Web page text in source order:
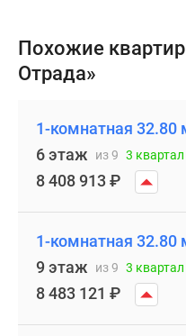
Похожие
Отрада»
1-комнатная 32.80
6 этаж из 9 3
8 408 913₽
1-комнатная 32.80
9 этаж из 9 3
8 483 121 ₽